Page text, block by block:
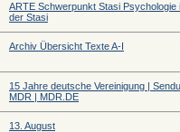
ARTE Schwerpunkt Stasi Psychologie
der Stasi
Archiv Übersicht Texte A-I
15 Jahre deutsche Vereinigung |
MDR | MDR.DE
13. August